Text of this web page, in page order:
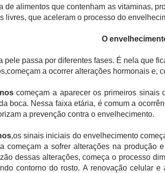
de alimentos que contenham as vitaminas,
livres, que aceleram o processo do
O
pele passa por diferentes fases. É nela que
a ocorrer alterações hormonais e,
começam a aparecer os primeiros sinais
boca. Nessa faixa etária, é comum a
a prevenção contra o envelhecimento.
,os sinais iniciais do envelhecimento
começam a sofrer alterações na produção
dessas alterações, começa o processo
contorno do rosto. A renovação celular